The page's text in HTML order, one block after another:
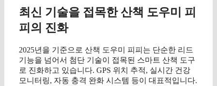
최신 기술을 접목한 산책 도우미 피
피의 진화
2025년을 기준으로 산책 도우미 피피는 단순한 리드
기능을 넘어서 첨단 기술이 접목된 스마트 산책 도구
로 진화하고 있습니다. GPS 위치 추적, 실시간 건강
모니터링, 자동 충격 완화 시스템 등이 대표적입니다.